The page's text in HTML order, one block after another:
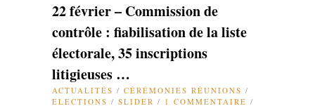
22 février – Commission de
contrôle : fiabilisation de la liste
électorale, 35 inscriptions
litigieuses …
ACTUALITÉS / CÉRÉMONIES RÉUNIONS /
ELECTIONS / SLIDER / 1 COMMENTAIRE /